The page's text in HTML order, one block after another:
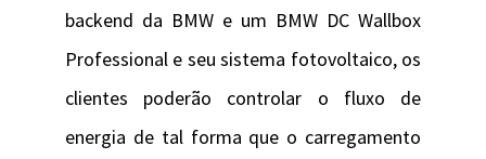
backend da BMW e um BMW DC Wallbox
Professional e seu sistema fotovoltaico, os
clientes poderão controlar o fluxo de
energia de tal forma que o carregamento